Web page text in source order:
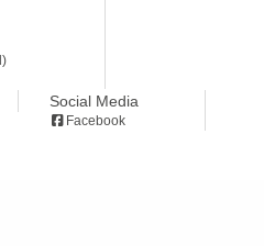
Social Media
Facebook